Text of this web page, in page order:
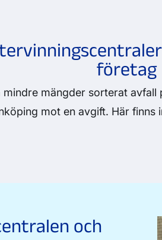
företag
mindre mängder sorterat
mot en avgift. Här finns
och